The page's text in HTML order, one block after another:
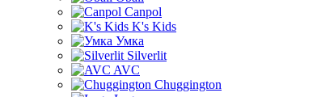
Canpol
K's Kids
Умка
Silverlit
AVC
Chuggington